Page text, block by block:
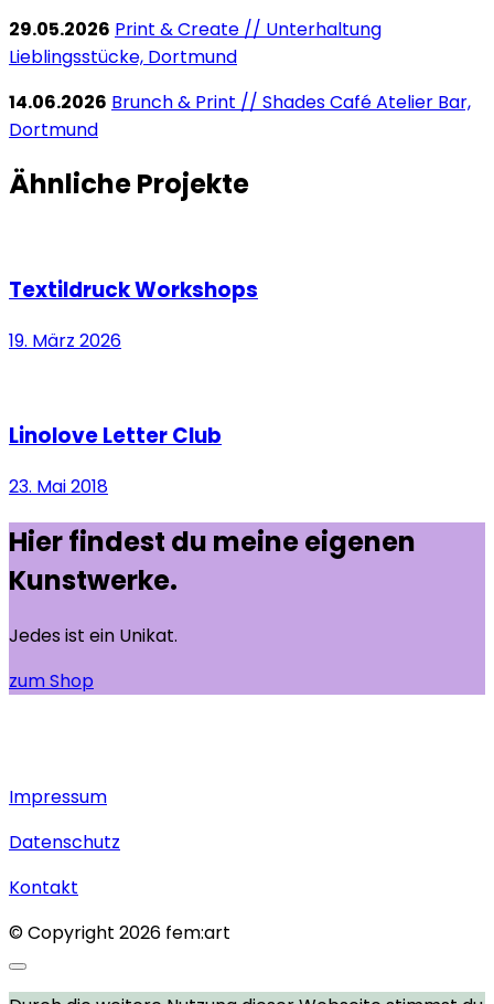
29.05.2026 Print & Create // Unterhaltung
Lieblingsstücke, Dortmund
14.06.2026 Brunch & Print // Shades Café Atelier Bar,
Dortmund
Ähnliche Projekte
Textildruck Workshops
19. März 2026
Linolove Letter Club
23. Mai 2018
Hier findest du meine eigenen
Kunstwerke.
Jedes ist ein Unikat.
zum Shop
Impressum
Datenschutz
Kontakt
© Copyright 2026 fem:art